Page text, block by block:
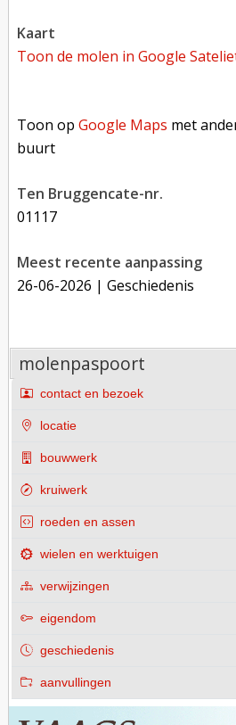
kaart
Toon de molen inGoogle
Toon opGoogle Maps met
buurt
Ten Bruggencate-nr.
01117
Meest recente aanpassing
26-06-2026 | Geschiedenis
molenpaspoort
contact en bezoek
locatie
bouwwerk
kruiwerk
roeden en assen
wielen en werktuigen
verwijzingen
eigendom
geschiedenis
aanvullingen